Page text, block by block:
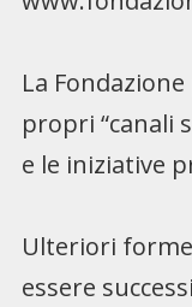
La
propri “canali
e le iniziative
Ulteriori
essere